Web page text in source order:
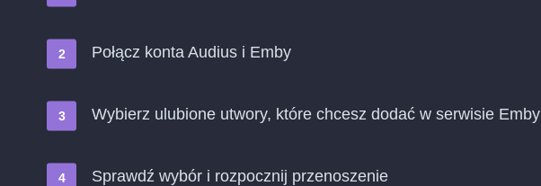
Połącz konta Audius i Emby
Wybierz ulubione utwory, które chcesz dodać w serwisie Emby
Sprawdź wybór i rozpocznij przenoszenie